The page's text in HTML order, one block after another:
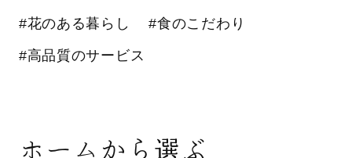
#花のある暮らし #食のこだわり
#高品質のサービス
ホームから選ぶ